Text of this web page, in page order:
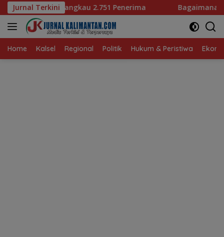
Langsung
ke
konten
Jurnal Terkini
Penerima Bagaimana KIP Hadapi Deepfake dan
Home Kalsel Regional Politik Hukum & Peristiwa